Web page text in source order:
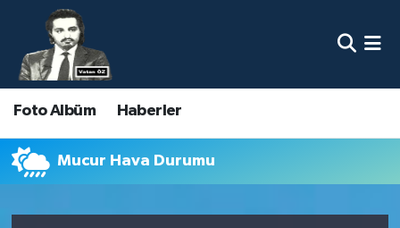
Foto Albüm Haberler
Mucur Hava Durumu
Nöbetçi Eczaneler
Hava Durumu
Namaz Vakitleri